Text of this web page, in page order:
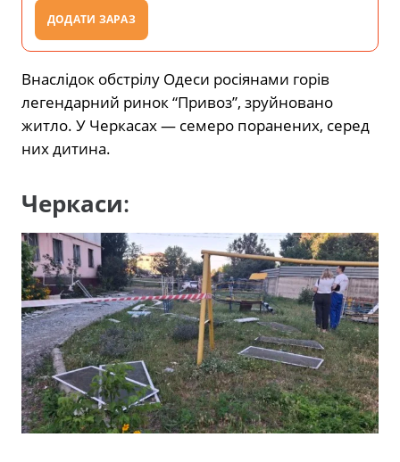
ДОДАТИ ЗАРАЗ
Внаслідок обстрілу Одеси росіянами горів
легендарний ринок “Привоз”, зруйновано
житло. У Черкасах — семеро поранених, серед
них дитина.
Черкаси: